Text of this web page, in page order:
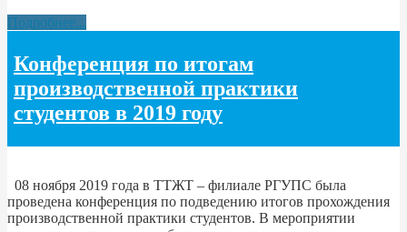
Подробнее...
Конференция по итогам
производственной практики
студентов в 2019 году
08 ноября 2019 года в ТТЖТ – филиале РГУПС была
проведена конференция по подведению итогов прохождения
производственной практики студентов. В мероприятии